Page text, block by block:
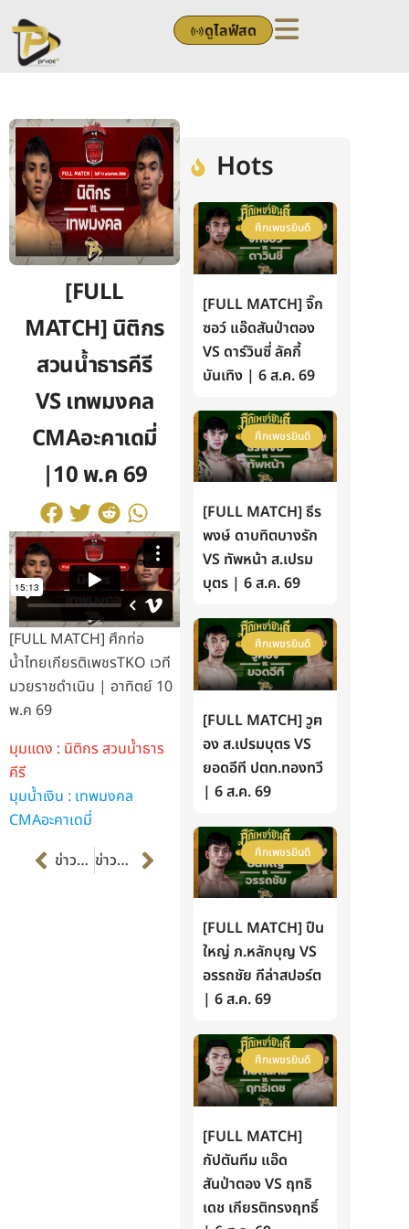
to
content
ดูไลฟ์สด
[FULL
MATCH] นิติกร
สวนน้ำธารคีรี
VS เทพมงคล
CMAอะคาเดมี่
|10 พ.ค 69
[FULL MATCH] ศึกท่อ
น้ำไทยเกียรติเพชรTKO เวที
มวยราชดำเนิน | อาทิตย์ 10
พ.ค 69
มุมแดง : นิติกร สวนน้ำธาร
คีรี
มุมน้ำเงิน : เทพมงคล
CMAอะคาเดมี่
Prevข่าวก่อนหน้า ข่าวต่อไป Next
Hots
ศึกเพชรยินดี
[FULL MATCH] จิ๊ก
ซอว์ แอ๊ดสันป่าตอง
VS ดาร์วินซี่ ลัคกี้
บันเทิง | 6 ส.ค. 69
ศึกเพชรยินดี
[FULL MATCH] ธีร
พงษ์ ดาบทิตบางรัก
VS ทัพหน้า ส.เปรม
บุตร | 6 ส.ค. 69
ศึกเพชรยินดี
[FULL MATCH] วูฅ
อง ส.เปรมบุตร VS
ยอดอีที ปตท.ทองทวี
| 6 ส.ค. 69
ศึกเพชรยินดี
[FULL MATCH] ปืน
ใหญ่ ภ.หลักบุญ VS
อรรถชัย กีล่าสปอร์ต
| 6 ส.ค. 69
ศึกเพชรยินดี
[FULL MATCH]
กัปตันทีม แอ๊ด
สันป่าตอง VS ฤทธิ
เดช เกียรติทรงฤทธิ์